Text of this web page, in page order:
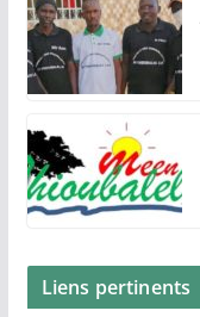
Liens pertinents